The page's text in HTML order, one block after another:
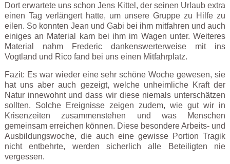
Dort erwartete uns schon Jens Kittel, der seinen Urlaub extra
einen Tag verlängert hatte, um unsere Gruppe zu Hilfe zu
eilen. So konnten Jean und Gabi bei ihm mitfahren und auch
einiges an Material kam bei ihm im Wagen unter. Weiteres
Material nahm Frederic dankenswerterweise mit ins
Vogtland und Rico fand bei uns einen Mitfahrplatz.
Fazit: Es war wieder eine sehr schöne Woche gewesen, sie
hat uns aber auch gezeigt, welche unheimliche Kraft der
Natur innewohnt und dass wir diese niemals unterschätzen
sollten. Solche Ereignisse zeigen zudem, wie gut wir in
Krisenzeiten zusammenstehen und was Menschen
gemeinsam erreichen können. Diese besondere Arbeits- und
Ausbildungswoche, die auch eine gewisse Portion Tragik
nicht entbehrte, werden sicherlich alle Beteiligten nie
vergessen.